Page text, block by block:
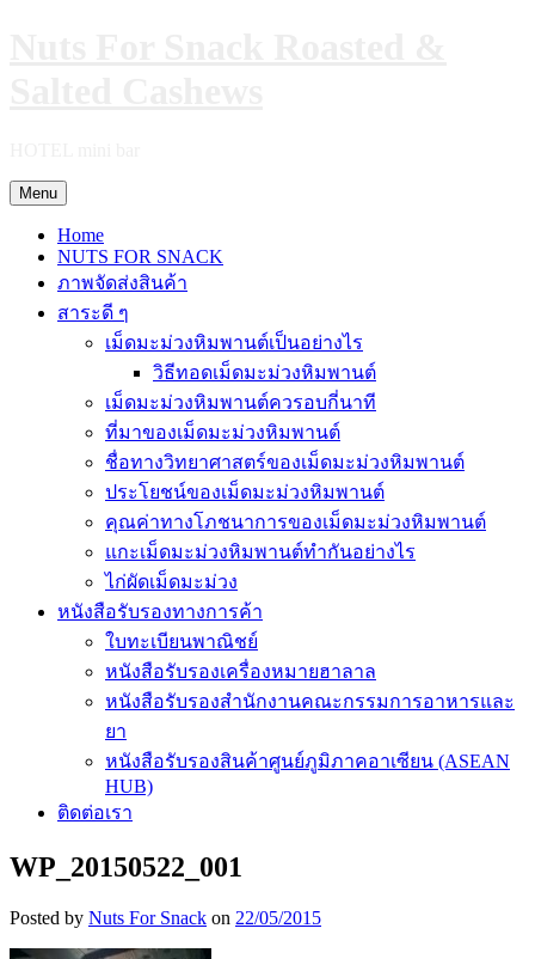
Menu
Home
NUTS FOR SNACK
ภาพจัดส่งสินค้า
สาระดี ๆ
เม็ดมะม่วงหิมพานต์เป็นอย่างไร
วิธีทอดเม็ดมะม่วงหิมพานต์
เม็ดมะม่วงหิมพานต์ควรอบกี่นาที
ที่มาของเม็ดมะม่วงหิมพานต์
ชื่อทางวิทยาศาสตร์ของเม็ดมะม่วงหิมพานต์
ประโยชน์ของเม็ดมะม่วงหิมพานต์
คุณค่าทางโภชนาการของเม็ดมะม่วงหิมพานต์
แกะเม็ดมะม่วงหิมพานต์ทำกันอย่างไร
ไก่ผัดเม็ดมะม่วง
หนังสือรับรองทางการค้า
ใบทะเบียนพาณิชย์
หนังสือรับรองเครื่องหมายฮาลาล
หนังสือรับรองสำนักงานคณะกรรมการอาหารและ
ยา
หนังสือรับรองสินค้าศูนย์ภูมิภาคอาเซียน (ASEAN
HUB)
ติดต่อเรา
WP_20150522_001
Posted by Nuts For Snack on 22/05/2015